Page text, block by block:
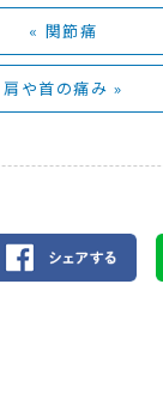
« 関節痛
肩や首の痛み »